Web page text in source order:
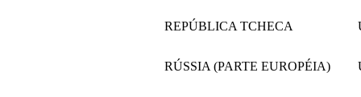
REPÚBLICA TCHECA
RÚSSIA (PARTE EUROPÉIA)